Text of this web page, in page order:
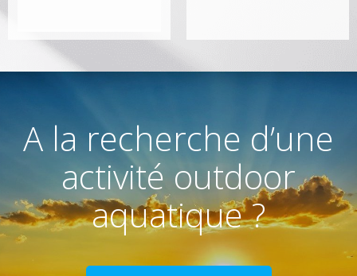
A la recherche d’une
activité outdoor
aquatique ?